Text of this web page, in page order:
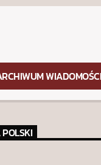
WIADOMOŚCI